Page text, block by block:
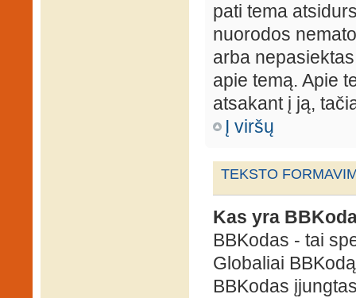
pati tema
nuorodos
arba
apie temą. Apie
atsakant į ją,
Į viršų
TEKSTO
Kas yra
BBKodas - tai
Globaliai
BBKodas